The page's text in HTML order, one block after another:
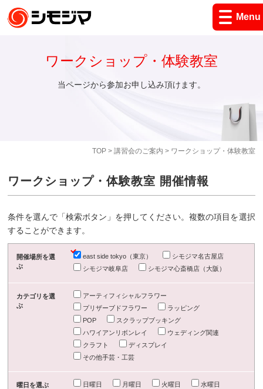
Menu
TOP> 講習会のご案内 > ワークショップ・体験教室
ワークショップ・体験教室
当ページから参加お申し込み頂けます。
ワークショップ・体験教室 開催情報
条件を選んで「検索ボタン」を押してください。複数の項目を選択
することができます。
開催場所を選
ぶ
east side tokyo（東京）
シモジマ名古屋店
シモジマ岐阜店
シモジマ心斎橋店（大阪）
カテゴリを選
ぶ
アーティフィシャルフラワー
プリザーブドフラワー
ラッピング
POP
スクラップブッキング
ハワイアンリボンレイ
ウェディング関連
クラフト
ディスプレイ
その他手芸・工芸
曜日を選ぶ 日曜日 月曜日 火曜日
水曜日